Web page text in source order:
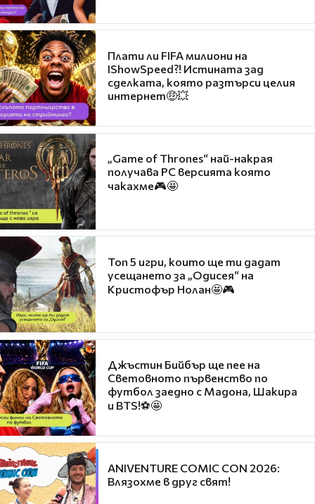
Плати ли FIFA милиони на
IShowSpeed?! Истината зад
сделката, която разтърси целия
интернет🤑💥
„Game of Thrones“ най-накрая
получава PC версията която
чакахме🎮🤩
Топ 5 игри, които ще ти дадат
усещането за „Одисея“ на
Кристофър Нолан🤩🎮
Джъстин Бийбър ще пее на
Световното първенство по
футбол заедно с Мадона, Шакира
и BTS!⚽🤩
ANIVENTURE COMIC CON 2026:
Влязохме в друг свят!